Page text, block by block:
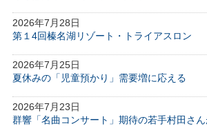
2026年7月28日
第１4回榛名湖リゾート・トライアスロン
2026年7月25日
夏休みの「児童預かり」需要増に応える
2026年7月23日
群響「名曲コンサート」期待の若手村田さ